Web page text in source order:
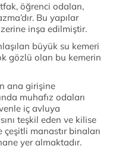
öğrenci odaları,
Bu yapılar
inşa edilmiştir.
büyük su kemeri
gözlü olan bu kemerin
ana girişine
muhafız odaları
iç avluya
teşkil eden ve kilise
manastır binaları
yer almaktadır.